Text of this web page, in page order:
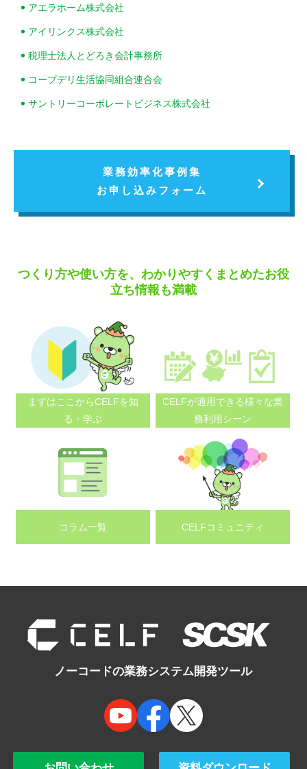
アエラホーム株式会社
アイリンクス株式会社
税理士法人とどろき会計事務所
コープデリ生活協同組合連合会
サントリーコーポレートビジネス株式会社
業務効率化事例集
お申し込みフォーム
つくり方や使い方を、わかりやすくまとめたお役
立ち情報も満載
まずはここからCELFを知
る・学ぶ
CELFが適用できる様々な業
務利用シーン
コラム一覧 CELFコミュニティ
ノーコードの業務システム開発ツール